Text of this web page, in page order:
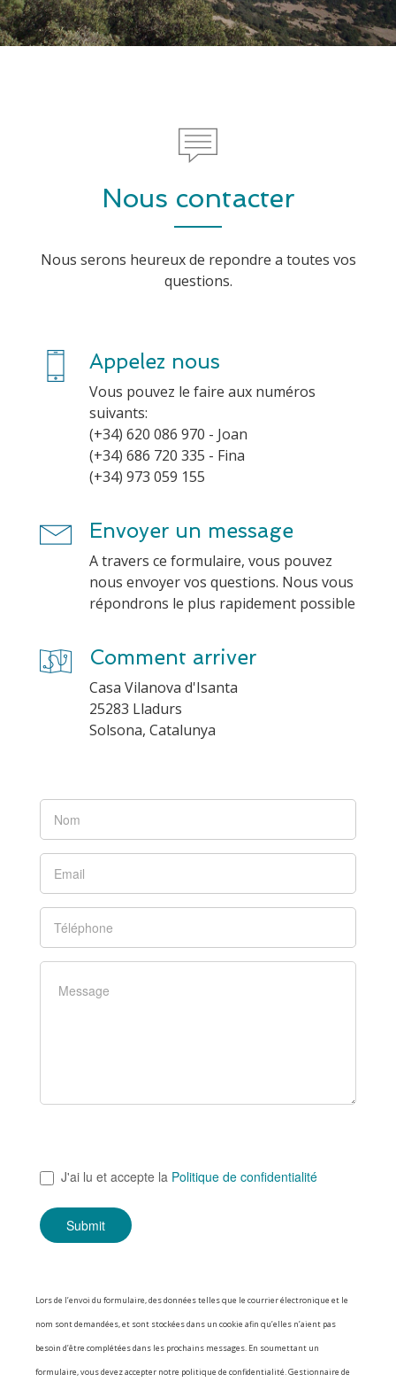
Nous contacter
Nous serons heureux de repondre a toutes vos
questions.
Appelez nous
Vous pouvez le faire aux numéros
suivants:
(+34) 620 086 970 - Joan
(+34) 686 720 335 - Fina
Envoyer un message
A travers ce formulaire, vous pouvez
nous envoyer vos questions. Nous vous
Comment arriver
Casa Vilanova d'Isanta
25283 Lladurs
Solsona, Catalunya
J'ai lu et accepte la Politique de confidentialité
Lors de l’envoi du formulaire, des données telles que le courrier électronique et le
nom sont demandées, et sont stockées dans un cookie afin qu’elles n’aient pas
besoin d’être complétées dans les prochains messages. En soumettant un
formulaire, vous devez accepter notre politique de confidentialité. Gestionnaire de